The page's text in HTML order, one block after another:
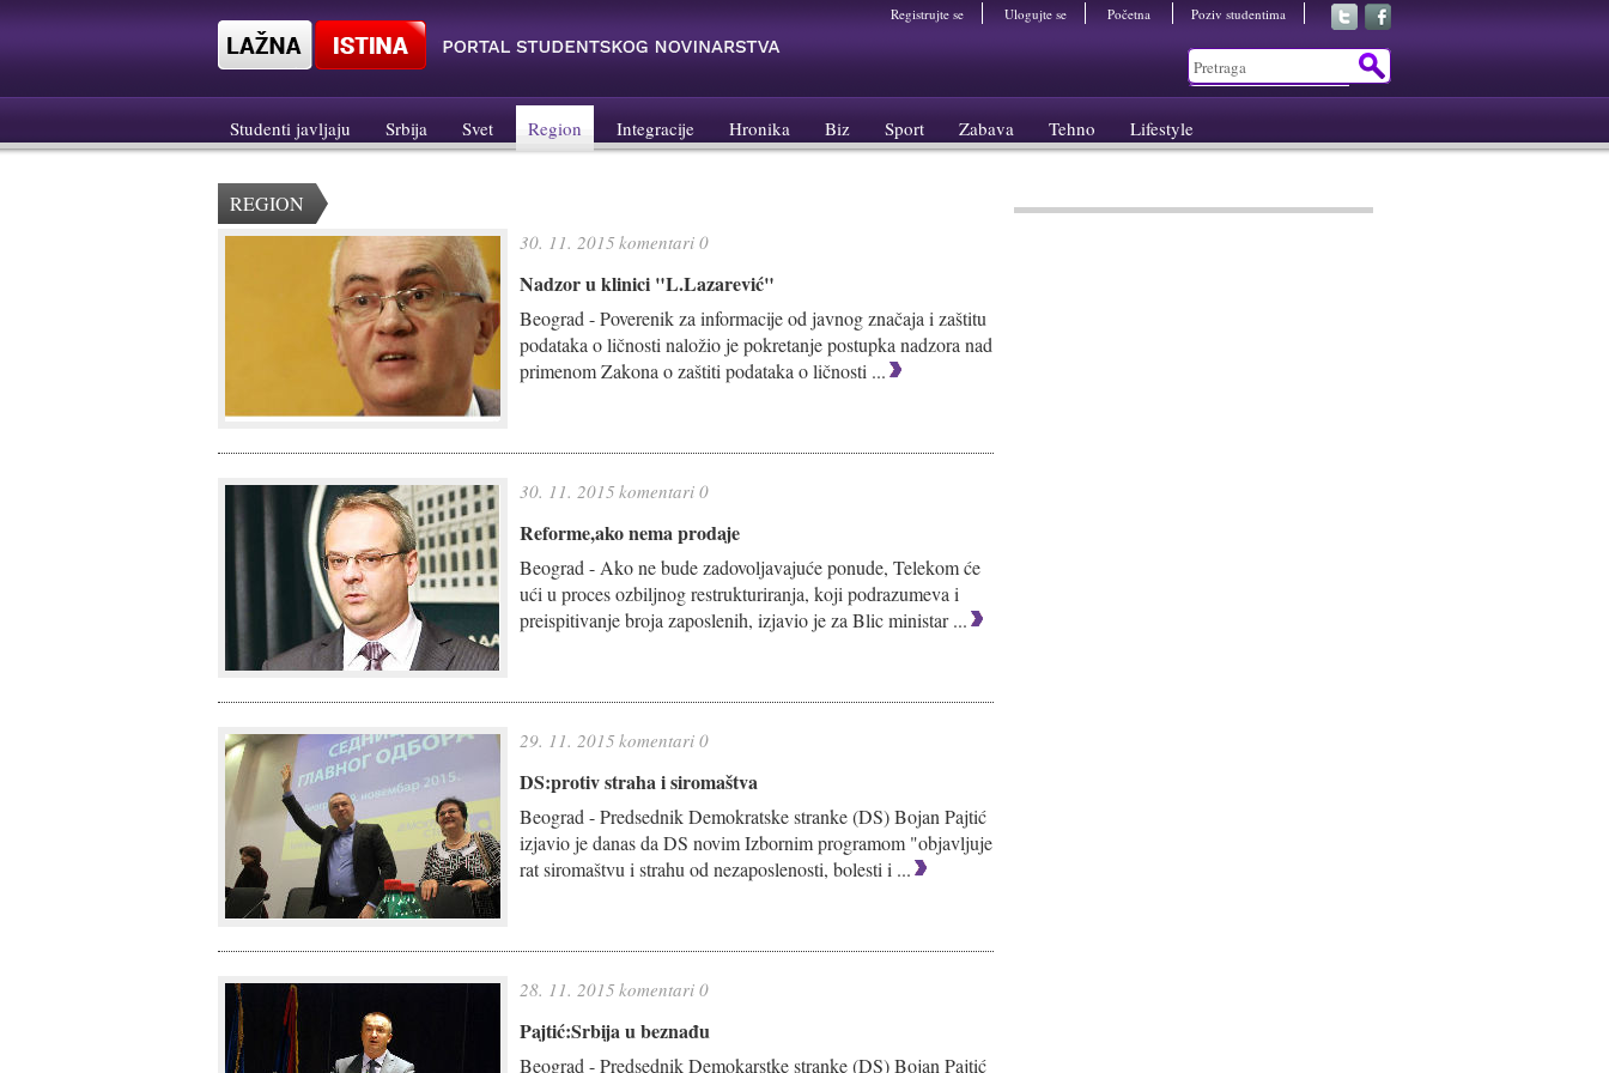
Registrujte se Ulogujte se Početna Poziv studentima
Studenti javljaju Srbija Svet Region Integracije Hronika Biz Sport Zabava Tehno Lifestyle
REGION
30. 11. 2015 komentari 0
Nadzor u klinici "L.Lazarević"
Beograd - Poverenik za informacije od javnog značaja i zaštitu
podataka o ličnosti naložio je pokretanje postupka nadzora nad
primenom Zakona o zaštiti podataka o ličnosti ...
30. 11. 2015 komentari 0
Reforme,ako nema prodaje
Beograd - Ako ne bude zadovoljavajuće ponude, Telekom će
ući u proces ozbiljnog restrukturiranja, koji podrazumeva i
preispitivanje broja zaposlenih, izjavio je za Blic ministar ...
29. 11. 2015 komentari 0
DS:protiv straha i siromaštva
Beograd - Predsednik Demokratske stranke (DS) Bojan Pajtić
izjavio je danas da DS novim Izbornim programom "objavljuje
rat siromaštvu i strahu od nezaposlenosti, bolesti i ...
28. 11. 2015 komentari 0
Pajtić:Srbija u beznađu
Beograd - Predsednik Demokarstke stranke (DS) Bojan Pajtić